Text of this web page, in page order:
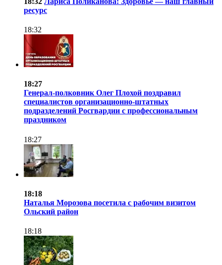
ресурс
18:32
18:27
Генерал-полковник Олег Плохой поздравил
специалистов организационно-штатных
подразделений Росгвардии с профессиональным
праздником
18:27
18:18
Наталья Морозова посетила с рабочим визитом
Ольский район
18:18